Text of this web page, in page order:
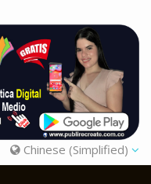
Chinese (Simplified)